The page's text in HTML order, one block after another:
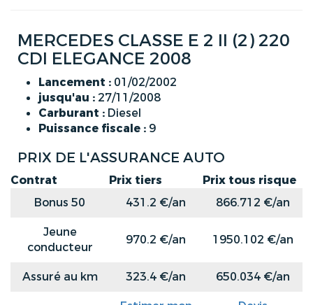
MERCEDES CLASSE E 2 II (2) 220
CDI ELEGANCE 2008
Lancement : 01/02/2002
jusqu'au : 27/11/2008
Carburant : Diesel
Puissance fiscale : 9
PRIX DE L'ASSURANCE AUTO
Contrat Prix tiers
Prix tous risque
Bonus 50
431.2 €/an
866.712 €/an
Jeune
conducteur
970.2 €/an 1950.102 €/an
Assuré au km 323.4 €/an 650.034 €/an